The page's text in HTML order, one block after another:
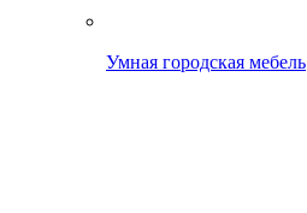
Умная городская мебель